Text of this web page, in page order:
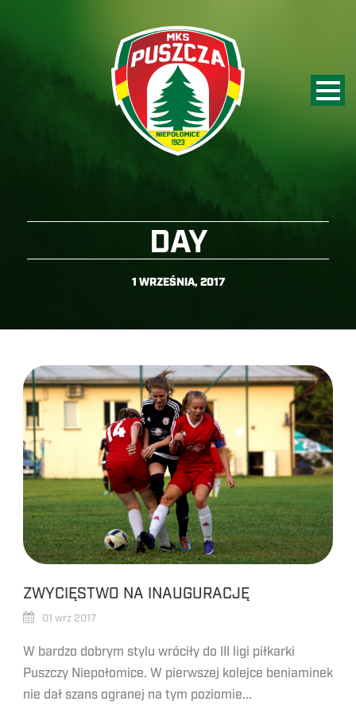
DAY
1 WRZEŚNIA, 2017
ZWYCIĘSTWO NA INAUGURACJĘ
01 wrz 2017
W bardzo dobrym stylu wróciły do III ligi piłkarki
Puszczy Niepołomice. W pierwszej kolejce beniaminek
nie dał szans ogranej na tym poziomie...